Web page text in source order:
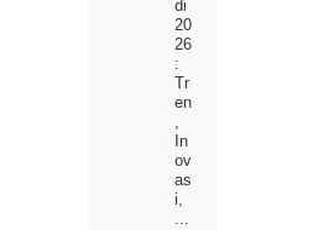
di
20
26
:
Tr
en
,
In
ov
as
i,
...